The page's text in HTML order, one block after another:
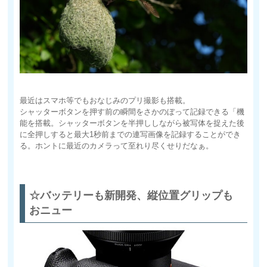
最近はスマホ等でもおなじみのプリ撮影も搭載。
シャッターボタンを押す前の瞬間をさかのぼって記録できる「機
能を搭載。シャッターボタンを半押ししながら被写体を捉えた後
に全押しすると最大1秒前までの連写画像を記録することができ
る。ホントに最近のカメラって至れり尽くせりだなぁ。
☆バッテリーも新開発、縦位置グリップも
おニュー